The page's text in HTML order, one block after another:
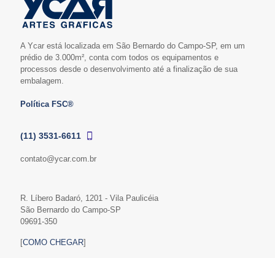
A Ycar está localizada em São Bernardo do Campo-SP, em um
prédio de 3.000m², conta com todos os equipamentos e
processos desde o desenvolvimento até a finalização de sua
embalagem.
Política FSC®
(11) 3531-6611
contato@ycar.com.br
R. Líbero Badaró, 1201 - Vila Paulicéia
São Bernardo do Campo-SP
09691-350
[COMO CHEGAR]